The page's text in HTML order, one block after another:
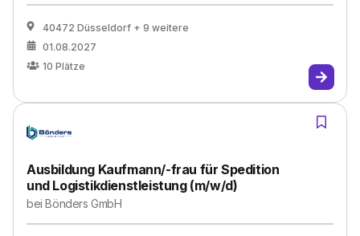
40472 Düsseldorf + 9 weitere
01.08.2027
10 Plätze
Ausbildung Kaufmann/-frau für Spedition
und Logistikdienstleistung (m/w/d)
beiBönders GmbH